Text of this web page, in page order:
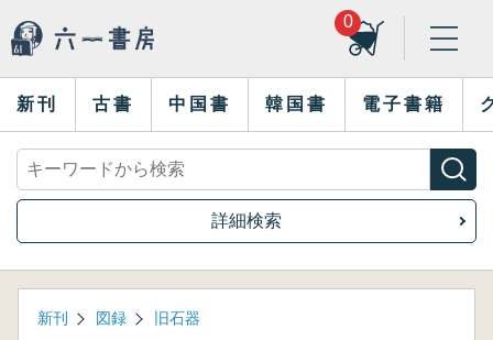
0
新刊 古書 中国書 韓国書 電子書籍
詳細検索
新刊 図録 旧石器